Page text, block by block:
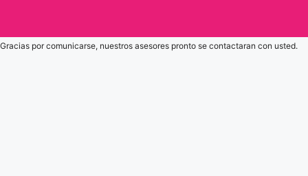
Gracias por comunicarse, nuestros asesores pronto se contactaran con usted.